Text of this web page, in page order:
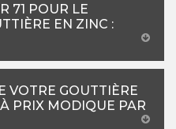
71 POUR LE
EN ZINC :
VOTRE GOUTTIÈRE
PRIX MODIQUE PAR